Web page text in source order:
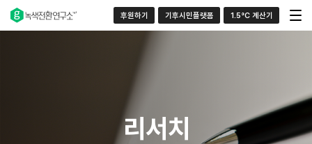
후원하기 기후시민플랫폼 1.5°C 계산기
리서치